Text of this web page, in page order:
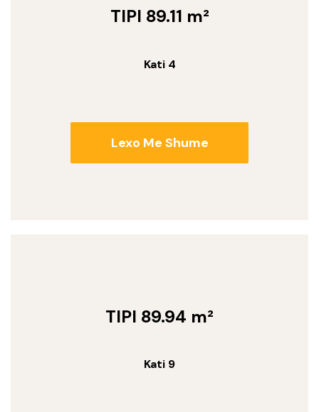
TIPI 89.11 m²
Kati 4
Lexo Me Shume
TIPI 89.94 m²
Kati 9